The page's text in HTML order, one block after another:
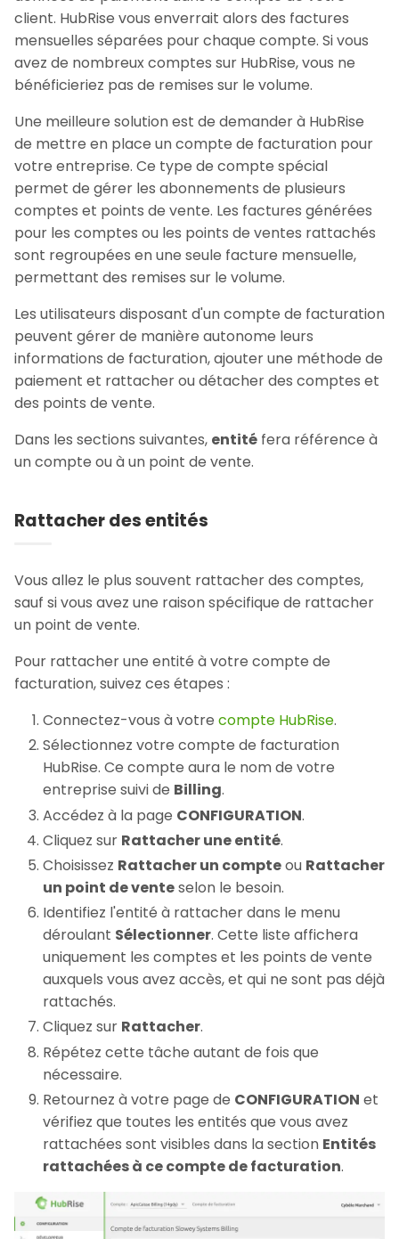
client. HubRise vous enverrait alors des factures
mensuelles séparées pour chaque compte. Si vous
avez de nombreux comptes sur HubRise, vous ne
bénéficieriez pas de remises sur le volume.
Une meilleure solution est de demander à HubRise
de mettre en place un compte de facturation pour
votre entreprise. Ce type de compte spécial
permet de gérer les abonnements de plusieurs
comptes et points de vente. Les factures générées
pour les comptes ou les points de ventes rattachés
sont regroupées en une seule facture mensuelle,
permettant des remises sur le volume.
Les utilisateurs disposant d'un compte de facturation
peuvent gérer de manière autonome leurs
informations de facturation, ajouter une méthode de
paiement et rattacher ou détacher des comptes et
des points de vente.
Dans les sections suivantes, entité fera référence à
un compte ou à un point de vente.
Rattacher des entités
Vous allez le plus souvent rattacher des comptes,
sauf si vous avez une raison spécifique de rattacher
un point de vente.
Pour rattacher une entité à votre compte de
facturation, suivez ces étapes :
Connectez-vous à votre compte HubRise.
Sélectionnez votre compte de facturation
HubRise. Ce compte aura le nom de votre
entreprise suivi de Billing.
Accédez à la page CONFIGURATION.
Cliquez sur Rattacher une entité.
Choisissez Rattacher un compteou Rattacher
un point de venteselon le besoin.
Identifiez l'entité à rattacher dans le menu
déroulant Sélectionner. Cette liste affichera
uniquement les comptes et les points de vente
auxquels vous avez accès, et qui ne sont pas déjà
rattachés.
Cliquez sur Rattacher.
Répétez cette tâche autant de fois que
nécessaire.
Retournez à votre page de CONFIGURATION et
vérifiez que toutes les entités que vous avez
rattachées sont visibles dans la section Entités
rattachées à ce compte de facturation.